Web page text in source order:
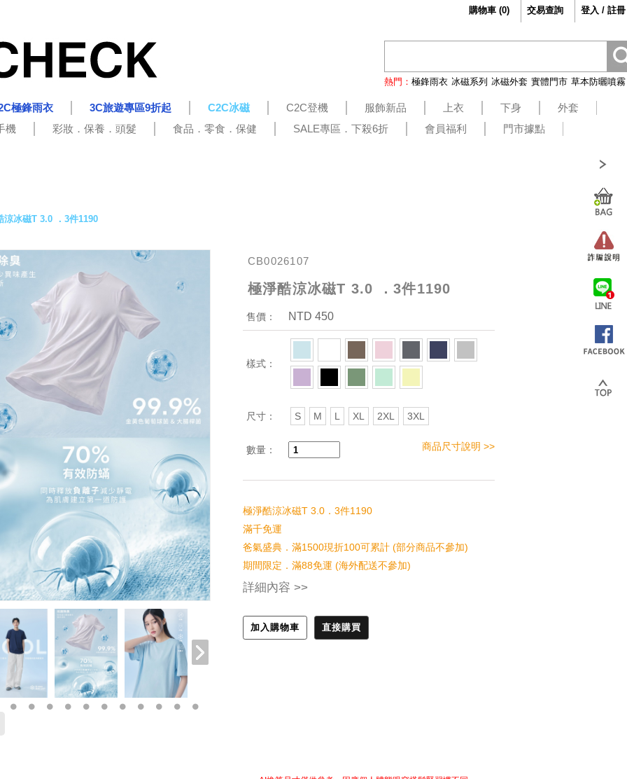
熱門： 極鋒雨衣 冰磁系列 冰磁外套 實體門市 草本防曬噴霧
極鋒雨衣 3C旅遊專區9折起 C2C冰磁 C2C登機 服飾新品 上衣 下身
外套
機
彩妝．保養．頭髮 食品．零食．保健 SALE專區．下殺6折 會員福利 門市據點
購物車 (0) 交易查詢 登入 / 註冊
冰磁T 3.0 ．3件1190
CB0026107
極淨酷涼冰磁T 3.0 ．3件1190
售價： NTD 450
樣式：
尺寸： S M L XL 2XL 3XL
數量： 商品尺寸說明 >>
極淨酷涼冰磁T 3.0．3件1190
滿千免運
爸氣盛典．滿1500現折100可累計 (部分商品不參加)
期間限定．滿88免運 (海外配送不參加)
詳細內容 >>
加入購物車 直接購買